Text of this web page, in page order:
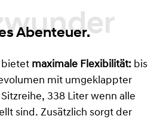
Abenteuer.
maximale Flexibilität: bis
mit umgeklappter
338 Liter wenn alle
sind. Zusätzlich sorgt der